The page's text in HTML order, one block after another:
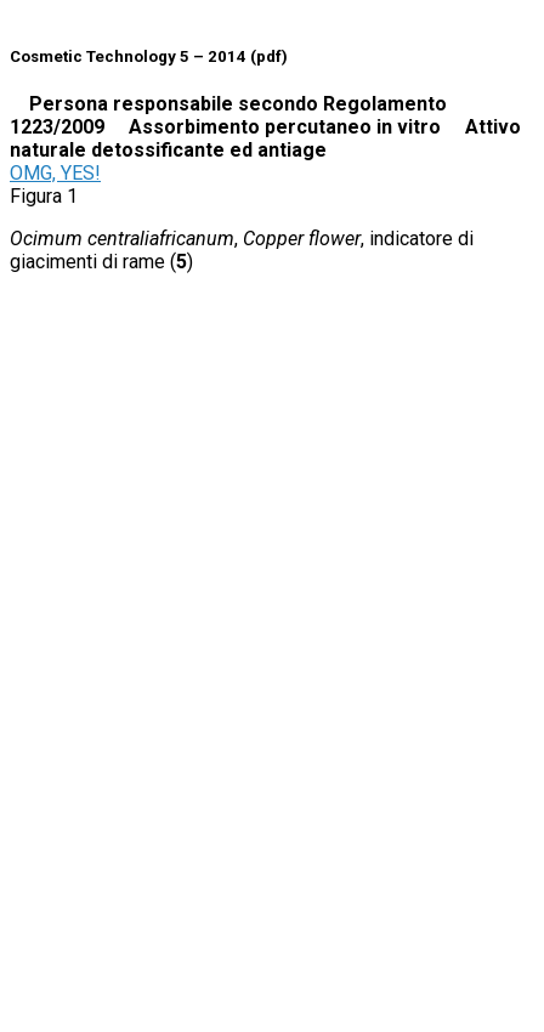
Cosmetic Technology 5 – 2014 (pdf)
Persona responsabile secondo Regolamento
1223/2009
Assorbimento percutaneo in vitro
Attivo
naturale detossificante ed antiage
OMG, YES!
Figura 1
Ocimum centraliafricanum, Copper flower, indicatore di
giacimenti di rame (5)